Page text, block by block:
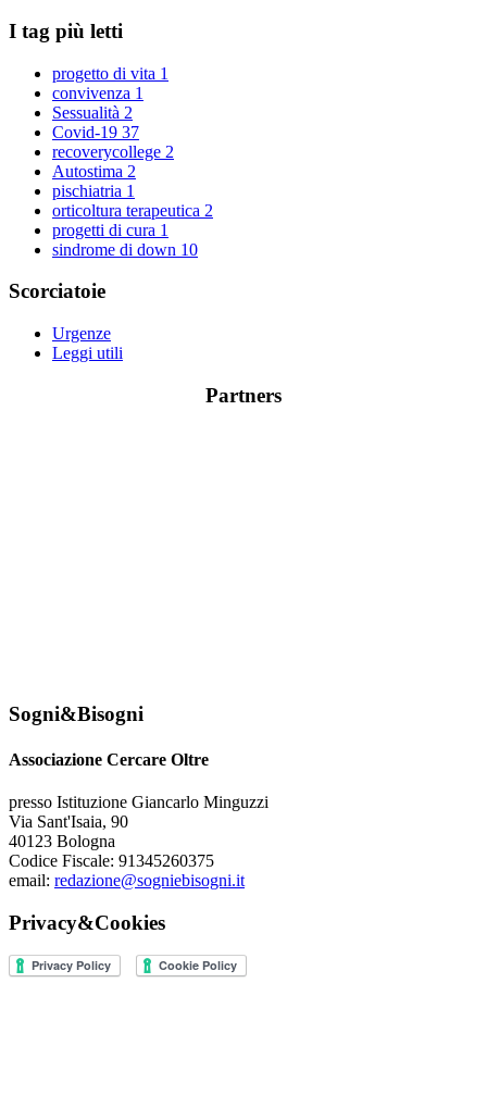
I tag più letti
progetto di vita 1
convivenza 1
Sessualità 2
Covid-19 37
recoverycollege 2
Autostima 2
pischiatria 1
orticoltura terapeutica 2
progetti di cura 1
sindrome di down 10
Scorciatoie
Urgenze
Leggi utili
Partners
Sogni&Bisogni
Associazione Cercare Oltre
presso Istituzione Giancarlo Minguzzi
Via Sant'Isaia, 90
40123 Bologna
Codice Fiscale: 91345260375
email: redazione@sogniebisogni.it
Privacy&Cookies